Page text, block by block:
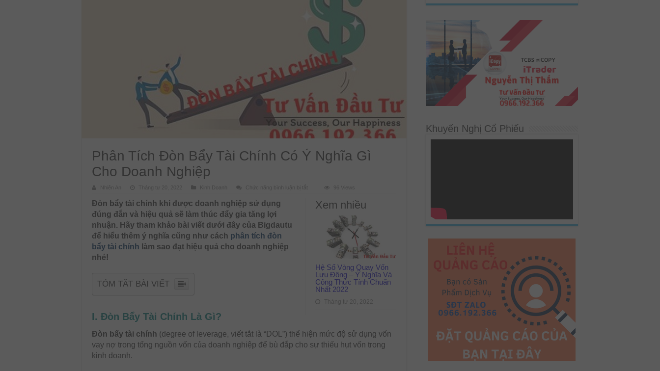
Phân Tích Đòn Bẩy Tài Chính Có Ý Nghĩa Gì
Cho Doanh Nghiệp
Nhiên An Tháng tư 20, 2022 Kinh Doanh Chức năng bình luận bị tắt
Đòn
Bẩy
Nghiệp
Xem nhiều
Hệ Số Vòng Quay Vốn
Lưu Động – Ý Nghĩa Và
Công Thức Tính Chuẩn
Nhất 2022
Tháng tư 20, 2022
Đòn bẩy tài chính khi được doanh nghiệp sử dụng
đúng đắn và hiệu quả sẽ làm thúc đẩy gia tăng lợi
nhuận. Hãy tham khảo bài viết dưới đây của Bigdautu
để hiểu thêm ý nghĩa cũng như cách phân tích đòn
bẩy tài chính làm sao đạt hiệu quả cho doanh nghiệp
nhé!
TÓM TẮT BÀI VIẾT
I. Đòn Bẩy Tài Chính Là Gì?
Đòn bẩy tài chính (degree of leverage, viết tắt là “DOL”) thể hiện mức độ sử dụng vốn
vay nợ trong tổng nguồn vốn của doanh nghiệp để bù đắp cho sự thiếu hụt vốn trong
kinh doanh.
Khuyến Nghị Cổ Phiếu